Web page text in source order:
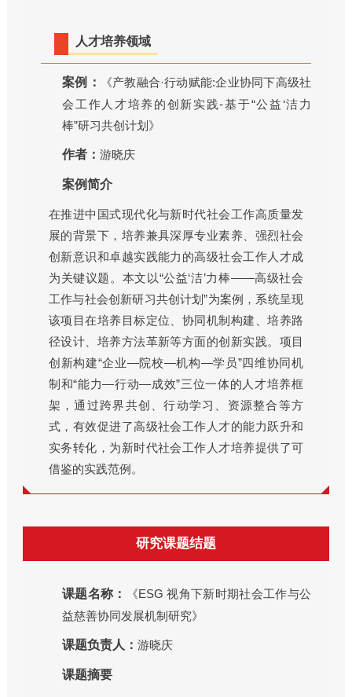
人才培养领域
案例：
《产教融合·行动赋能:企业协同下高级社
会工作人才培养的创新实践-基于“公益‘洁力
棒”研习共创计划》
作者：游晓庆
案例简介
在推进中国式现代化与新时代社会工作高质量发
展的背景下，培养兼具深厚专业素养、强烈社会
创新意识和卓越实践能力的高级社会工作人才成
为关键议题。本文以“公益‘洁’力棒——高级社会
工作与社会创新研习共创计划”为案例，系统呈现
该项目在培养目标定位、协同机制构建、培养路
径设计、培养方法革新等方面的创新实践。项目
创新构建“企业—院校—机构—学员”四维协同机
制和“能力—行动—成效”三位一体的人才培养框
架，通过跨界共创、行动学习、资源整合等方
式，有效促进了高级社会工作人才的能力跃升和
实务转化，为新时代社会工作人才培养提供了可
借鉴的实践范例。
研究课题结题
课题名称：
《ESG 视角下新时期社会工作与公
益慈善协同发展机制研究》
课题负责人：游晓庆
课题摘要